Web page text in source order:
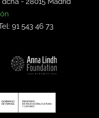
91 543 46 73